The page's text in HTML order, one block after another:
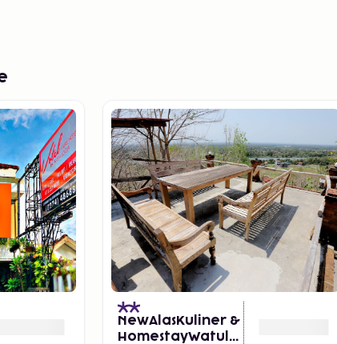
NewAlasKuliner &
HomestayWatulu